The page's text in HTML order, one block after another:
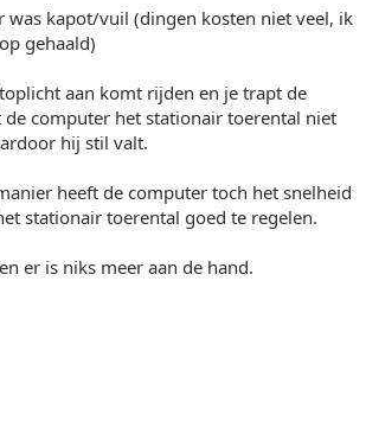
was kapot/vuil (dingen kosten niet veel, ik
gehaald)
aan komt rijden en je trapt de
computer het stationair toerental niet
hij stil valt.
heeft de computer toch het snelheid
stationair toerental goed te regelen.
er is niks meer aan de hand.